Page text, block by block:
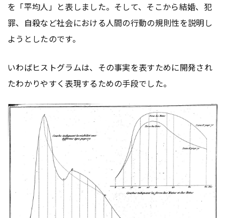
を「平均人」と表しました。そして、そこから結婚、犯
罪、自殺など社会における人間の行動の規則性を説明し
ようとしたのです。
いわばヒストグラムは、その事実を表すために開発され
たわかりやすく表現するための手段でした。